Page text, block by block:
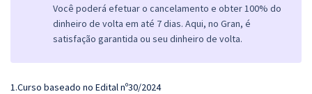
Você poderá efetuar o cancelamento e obter 100% do
dinheiro de volta em até 7 dias. Aqui, no Gran, é
satisfação garantida ou seu dinheiro de volta.
1.Curso baseado no Edital nº30/2024